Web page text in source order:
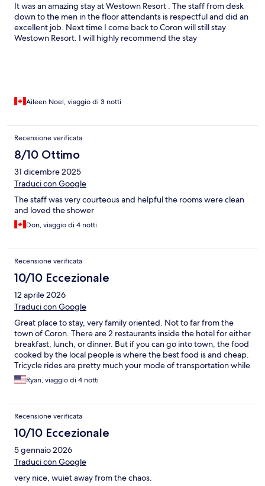
It was an amazing stay at Westown Resort . The staff from desk
down to the men in the floor attendants is respectful and did an
excellent job. Next time I come back to Coron will still stay
Westown Resort. I will highly recommend the stay
Aileen Noel, viaggio di 3 notti
Recensione verificata
8/10 Ottimo
31 dicembre 2025
Traduci con Google
The staff was very courteous and helpful the rooms were clean
and loved the shower
Don, viaggio di 4 notti
Recensione verificata
10/10 Eccezionale
12 aprile 2026
Traduci con Google
Great place to stay, very family oriented. Not to far from the
town of Coron. There are 2 restaurants inside the hotel for either
breakfast, lunch, or dinner. But if you can go into town, the food
cooked by the local people is where the best food is and cheap.
Tricycle rides are pretty much your mode of transportation while
youre there and its a great experience. The local people are
wonderful and if you want tours at great prices and amazing
Ryan, viaggio di 4 notti
Recensione verificata
10/10 Eccezionale
5 gennaio 2026
Traduci con Google
very nice, wuiet away from the chaos.